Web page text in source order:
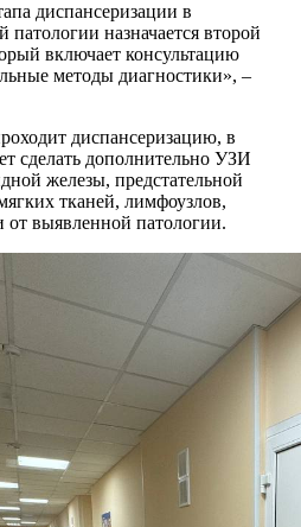
диспансеризации в
назначается второй
включает консультацию
методы диагностики», –
диспансеризацию, в
сделать дополнительно УЗИ
железы, предстательной
тканей, лимфоузлов,
от выявленной патологии.